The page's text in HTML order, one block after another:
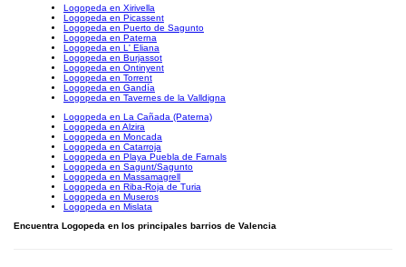
Logopeda en Xirivella
Logopeda en Picassent
Logopeda en Puerto de Sagunto
Logopeda en Paterna
Logopeda en L' Eliana
Logopeda en Burjassot
Logopeda en Ontinyent
Logopeda en Torrent
Logopeda en Gandía
Logopeda en Tavernes de la Valldigna
Logopeda en La Cañada (Paterna)
Logopeda en Alzira
Logopeda en Moncada
Logopeda en Catarroja
Logopeda en Playa Puebla de Farnals
Logopeda en Sagunt/Sagunto
Logopeda en Massamagrell
Logopeda en Riba-Roja de Turia
Logopeda en Museros
Logopeda en Mislata
Encuentra Logopeda en los principales barrios de Valencia